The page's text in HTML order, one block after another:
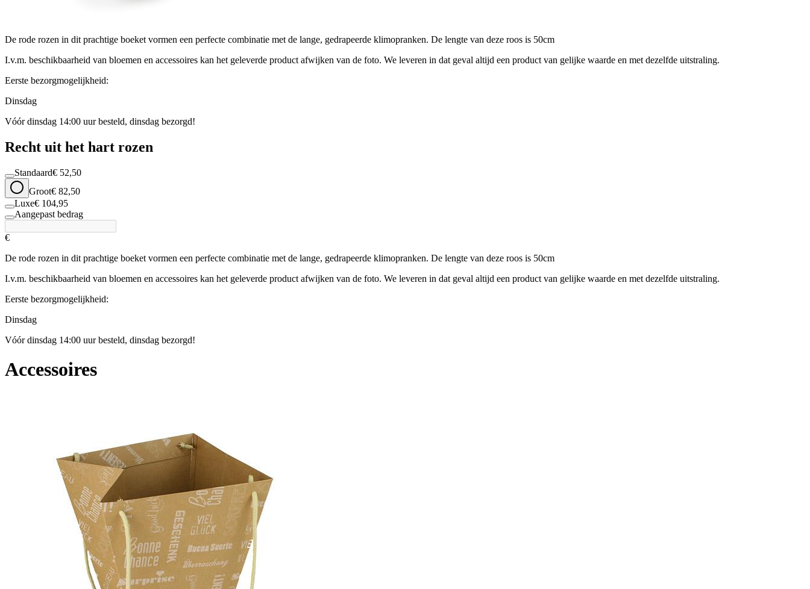
De rode rozen in dit prachtige boeket vormen een perfecte combinatie met de lange, gedrapeerde klimopranken. De lengte van deze roos is 50cm
I.v.m. beschikbaarheid van bloemen en accessoires kan het geleverde product afwijken van de foto. We leveren in dat geval altijd een product van gelijke waarde en met dezelfde uitstraling.
Eerste bezorgmogelijkheid:
Dinsdag
Vóór dinsdag 14:00 uur besteld, dinsdag bezorgd!
Recht uit het hart rozen
Standaard€ 52,50
Groot€ 82,50
Luxe€ 104,95
Aangepast bedrag
€
De rode rozen in dit prachtige boeket vormen een perfecte combinatie met de lange, gedrapeerde klimopranken. De lengte van deze roos is 50cm
I.v.m. beschikbaarheid van bloemen en accessoires kan het geleverde product afwijken van de foto. We leveren in dat geval altijd een product van gelijke waarde en met dezelfde uitstraling.
Eerste bezorgmogelijkheid:
Dinsdag
Vóór dinsdag 14:00 uur besteld, dinsdag bezorgd!
Accessoires